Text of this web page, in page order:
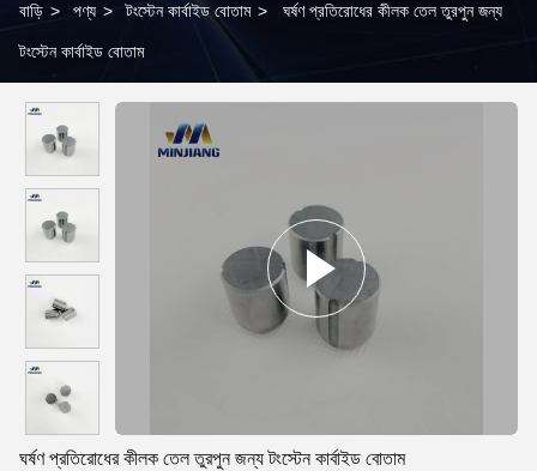
বাড়ি > পণ্য > টংস্টেন কার্বাইড বোতাম > ঘর্ষণ প্রতিরোধের কীলক তেল তুরপুন জন্য
টংস্টেন কার্বাইড বোতাম
ঘর্ষণ প্রতিরোধের কীলক তেল তুরপুন জন্য টংস্টেন কার্বাইড বোতাম